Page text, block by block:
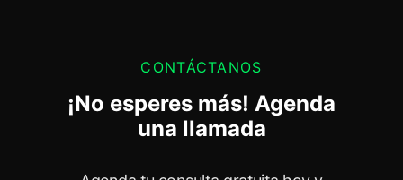
CONTÁCTANOS
¡No esperes más! Agenda
una llamada